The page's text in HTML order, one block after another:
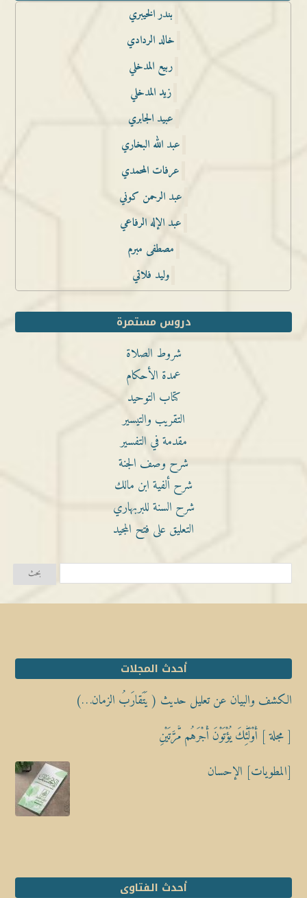
بندر الخيبري
خالد الردادي
ربيع المدخلي
زيد المدخلي
عبيد الجابري
عبد الله البخاري
عرفات المحمدي
عبد الرحمن كوني
عبد الإله الرفاعي
مصطفى مبرم
وليد فلاتي
دروس مستمرة
شروط الصلاة
عمدة الأحكام
كتاب التوحيد
التقريب والتيسير
مقدمة في التفسير
شرح وصف الجنة
شرح ألفية ابن مالك
شرح السنة للبربهاري
التعليق على فتح المجيد
أحدث المجلات
الكشف والبيان عن تعليل حديث ( يَتَقارَبُ الزمان…)
[ مجلة ] أُوْلَٰٓئِكَ يُؤْتَوْنَ أَجْرَهُم مَّرَّتَيْنِ
[المطويات] الإحسان
أحدث الفتاوى